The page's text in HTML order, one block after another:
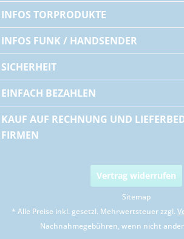
INFOS TORPRODUKTE
INFOS FUNK / HANDSENDER
SICHERHEIT
EINFACH BEZAHLEN
KAUF AUF RECHNUNG UND
FIRMEN
Vertrag widerrufen
Sitemap
* Alle Preise inkl. gesetzl. Mehrwertsteuer zzgl.
Nachnahmegebühren, wenn nicht